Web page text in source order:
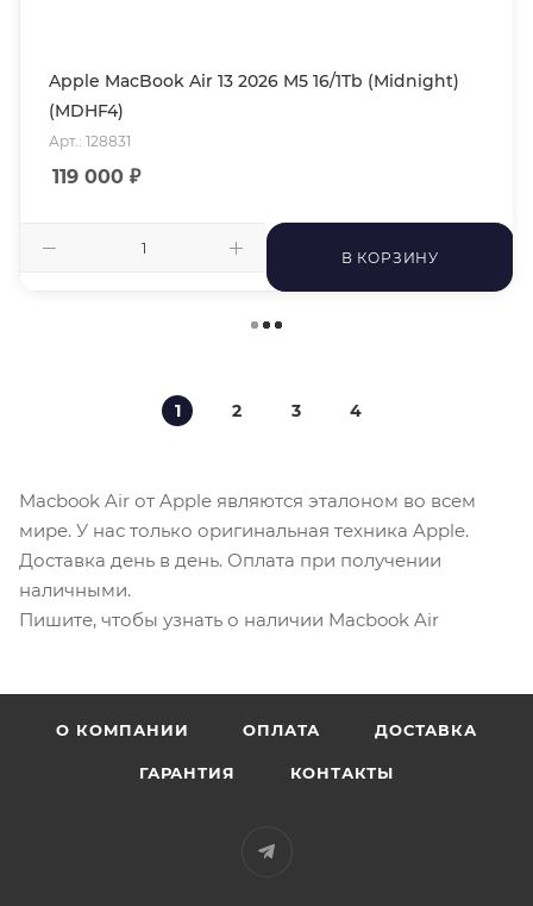
Apple MacBook Air 13 2026 M5 16/1Tb (Midnight)
(MDHF4)
Арт.: 128831
119 000 ₽
В КОРЗИНУ
1 2 3 4
Macbook Air от Apple являются эталоном во всем
мире. У нас только оригинальная техника Apple.
Доставка день в день. Оплата при получении
наличными.
Пишите, чтобы узнать о наличии Macbook Air
О КОМПАНИИ ОПЛАТА ДОСТАВКА
ГАРАНТИЯ КОНТАКТЫ